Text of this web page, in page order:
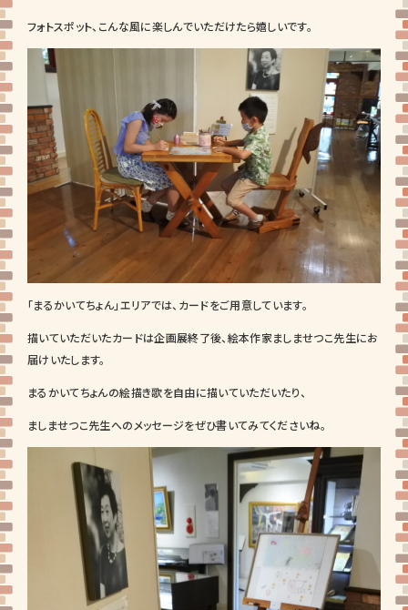
フォトスポット、こんな風に楽しんでいただけたら嬉しいです。
「まるかいてちょん」エリアでは、カードをご用意しています。
描いていただいたカードは企画展終了後、絵本作家ましませつこ先生にお
届けいたします。
まるかいてちょんの絵描き歌を自由に描いていただいたり、
ましませつこ先生へのメッセージをぜひ書いてみてくださいね。